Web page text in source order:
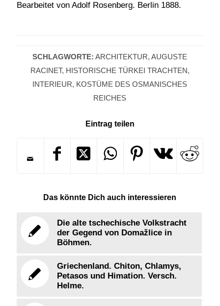
Bearbeitet von Adolf Rosenberg. Berlin 1888.
SCHLAGWORTE: ARCHITEKTUR,AUGUSTE
RACINET, HISTORISCHE TÜRKEI TRACHTEN,
INTERIEUR, KOSTÜME DES OSMANISCHES
REICHES
Eintrag teilen
Das könnte Dich auch interessieren
Die alte tschechische Volkstracht
der Gegend von Domažlice in
Böhmen.
Griechenland. Chiton, Chlamys,
Petasos und Himation. Versch.
Helme.